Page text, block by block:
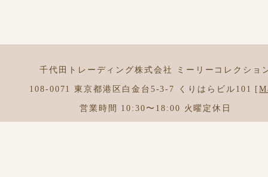
千代田トレーディング株式会社 ミーリーコレクショ
108-0071 東京都港区白金台5-3-7 くりはらビル101 [
営業時間 10:30〜18:00 火曜定休日